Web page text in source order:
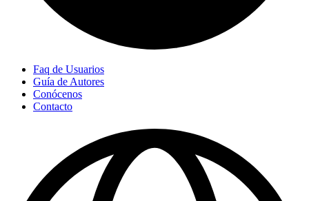
Faq de Usuarios
Guía de Autores
Conócenos
Contacto